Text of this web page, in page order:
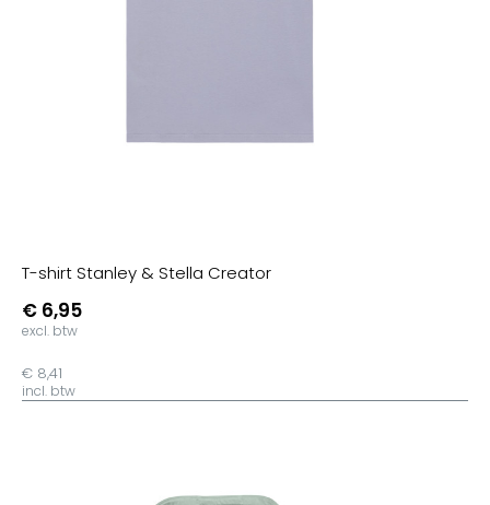
T-shirt Stanley & Stella Creator
€ 6,95
excl. btw
€ 8,41
incl. btw